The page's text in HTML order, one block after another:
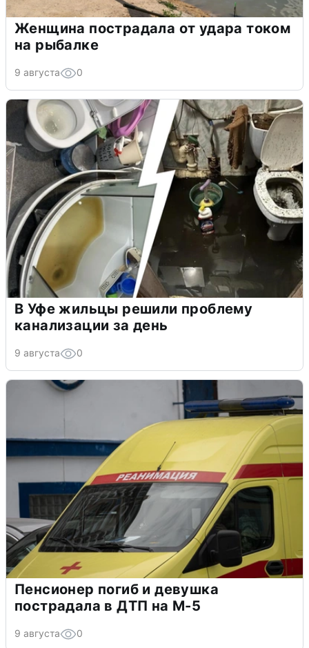
Женщина пострадала от удара током
на рыбалке
9 августа 0
В Уфе жильцы решили проблему
канализации за день
9 августа 0
Пенсионер погиб и девушка
пострадала в ДТП на М-5
9 августа 0